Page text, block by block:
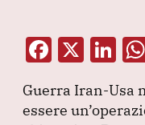
F
c
X Li
k
Guerra Iran-Usa
essere